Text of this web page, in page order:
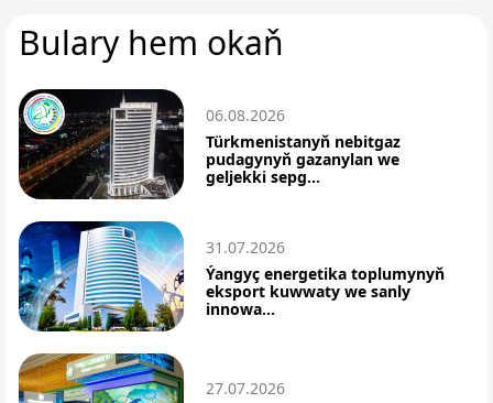
Bulary hem okaň
06.08.2026
Türkmenistanyň nebitgaz
pudagynyň gazanylan we
geljekki sepg...
31.07.2026
Ýangyç energetika toplumynyň
eksport kuwwaty we sanly
innowa...
27.07.2026